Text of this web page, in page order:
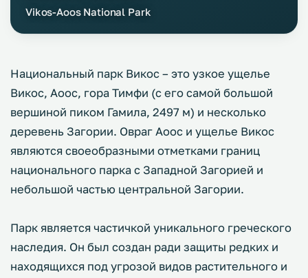
Vikos-Aoos National Park
Национальный парк Викос – это узкое ущелье
Викос, Аоос, гора Тимфи (с его самой большой
вершиной пиком Гамила, 2497 м) и несколько
деревень Загории. Овраг Аоос и ущелье Викос
являются своеобразными отметками границ
национального парка с Западной Загорией и
небольшой частью центральной Загории.
Парк является частичкой уникального греческого
наследия. Он был создан ради защиты редких и
находящихся под угрозой видов растительного и